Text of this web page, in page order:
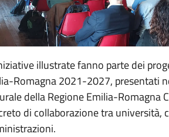
illustrate fanno parte dei
Romagna 2021-2027, presentati
della Regione Emilia-Romagna
di collaborazione tra università,